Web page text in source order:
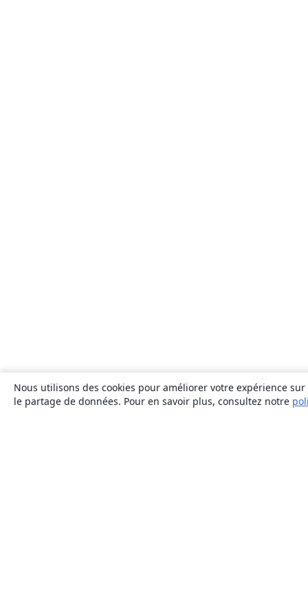
Nous utilisons des cookies pour améliorer votre expérience
le partage de données. Pour en savoir plus, consultez notre